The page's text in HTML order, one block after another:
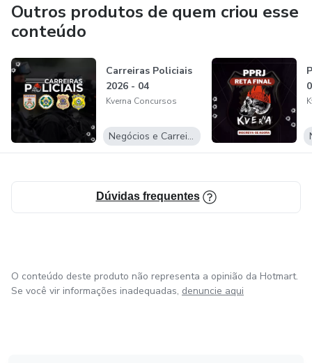
Outros produtos de quem criou esse
conteúdo
Carreiras Policiais
2026 - 04
Kverna Concursos
Negócios e Carreira
Dúvidas frequentes
O conteúdo deste produto não representa a opinião da Hotmart.
Se você vir informações inadequadas, denuncie aqui